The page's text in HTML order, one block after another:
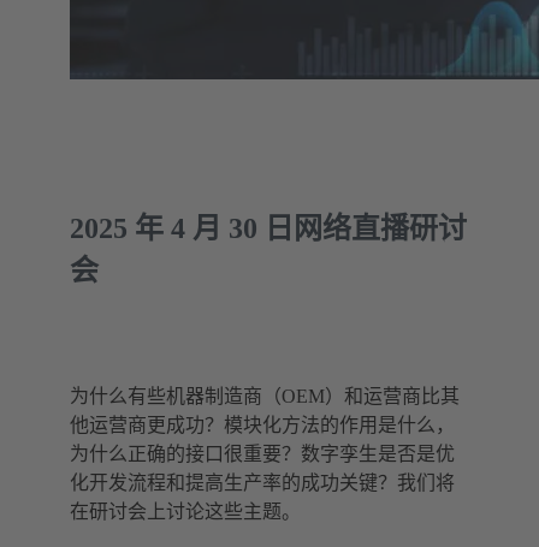
2025 年 4 月 30 日网络直播研讨
会
为什么有些机器制造商（OEM）和运营商比其
他运营商更成功？模块化方法的作用是什么，
为什么正确的接口很重要？数字孪生是否是优
化开发流程和提高生产率的成功关键？我们将
在研讨会上讨论这些主题。